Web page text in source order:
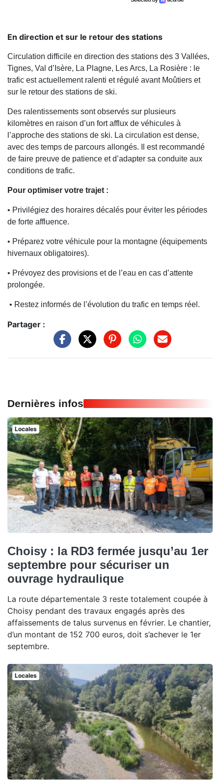
En direction et sur le retour des stations
Circulation difficile en direction des stations des 3 Vallées,
Tignes, Val d’Isère, La Plagne, Les Arcs, La Rosière : le
trafic est actuellement ralenti et régulé avant Moûtiers et
sur le retour des stations de ski.
Des ralentissements sont observés sur plusieurs
kilomètres en raison d’un fort afflux de véhicules à
l’approche des stations de ski. La circulation est dense,
avec des temps de parcours allongés. Il est recommandé
de faire preuve de patience et d’adapter sa conduite aux
conditions de trafic.
Pour optimiser votre trajet :
• Privilégiez des horaires décalés pour éviter les périodes
de forte affluence.
• Préparez votre véhicule pour la montagne (équipements
hivernaux obligatoires).
• Prévoyez des provisions et de l’eau en cas d’attente
prolongée.
• Restez informés de l’évolution du trafic en temps réel.
Partager :
Dernières infos
Locales
Choisy : la RD3 fermée jusqu’au 1er
septembre pour sécuriser un
ouvrage hydraulique
La route départementale 3 reste totalement coupée à
Choisy pendant des travaux engagés après des
affaissements de talus survenus en février. Le chantier,
d’un montant de 152 700 euros, doit s’achever le 1er
septembre.
Locales